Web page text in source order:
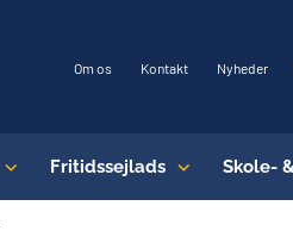
Om os Kontakt Nyheder
Fritidssejlads Skole-